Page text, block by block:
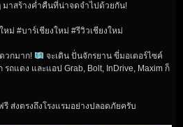
มาสร้างค่ำคืนที่น่าจดจำไปด้วยกัน!
ม่ #บาร์เชียงใหม่ #รีวิวเชียงใหม่
วกมาก!
จะเดิน ปั่นจักรยาน ขี่มอเตอร์ไซค์
ถแดง และแอป Grab, Bolt, InDrive, Maxim ก็
ส่งตรงถึงโรงแรมอย่างปลอดภัยครับ